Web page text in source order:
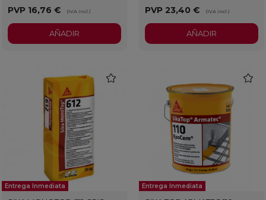
PVP 16,76 € (IVA incl.)
AÑADIR
PVP 23,40 € (IVA incl.)
AÑADIR
Entrega Inmediata Entrega Inmediata